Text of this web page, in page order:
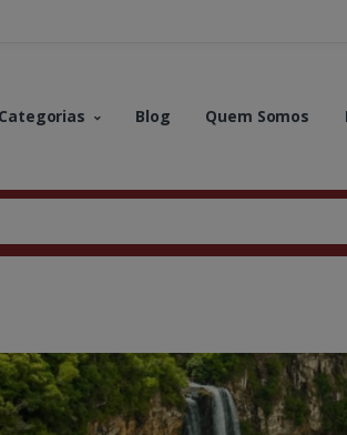
Categorias Blog Quem Somos